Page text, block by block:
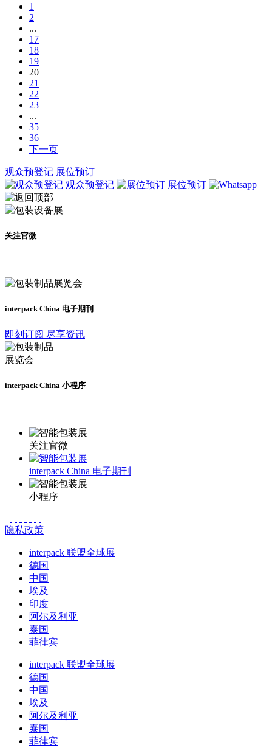
1
2
...
17
18
19
20
21
22
23
...
35
36
下一页
观众预登记 展位预订
观众预登记
展位预订
关注官微
interpack China 电子期刊
即刻订阅 尽享资讯
interpack China 小程序
关注官微
interpack China 电子期刊
小程序
隐私政策
interpack 联盟全球展
德国
中国
埃及
印度
阿尔及利亚
泰国
菲律宾
interpack 联盟全球展
德国
中国
埃及
阿尔及利亚
泰国
菲律宾